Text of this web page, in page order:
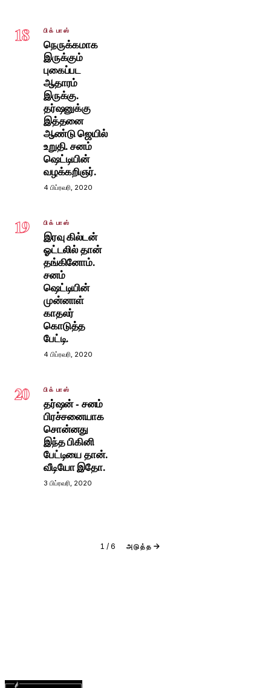
18 பிக் பாஸ்
நெருக்கமாக
இருக்கும்
புகைப்பட
ஆதாரம்
இருக்கு.
தர்ஷனுக்கு
இத்தனை
ஆண்டு ஜெயில்
உறுதி. சனம்
ஷெட்டியின்
வழக்கறிஞர்.
4 பிப்ரவரி, 2020
19 பிக் பாஸ்
இரவு கில்டன்
ஓட்டலில் தான்
தங்கினோம்.
சனம்
ஷெட்டியின்
முன்னாள்
காதலர்
கொடுத்த
பேட்டி.
4 பிப்ரவரி, 2020
20 பிக் பாஸ்
தர்ஷன் - சனம்
பிரச்சனையாக
சொன்னது
இந்த பிகினி
பேட்டியை தான்.
வீடியோ இதோ.
3 பிப்ரவரி, 2020
1 /6 அடுத்த